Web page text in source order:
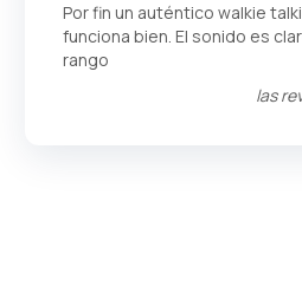
Por fin un auténtico walkie
funciona bien. El sonido es
rango
las